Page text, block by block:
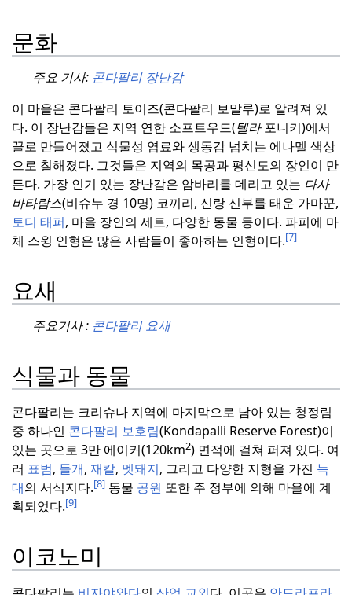
문화
주요 기사: 콘다팔리 장난감
이 마을은 콘다팔리 토이즈(콘다팔리 보말루)로 알려져 있
다. 이 장난감들은 지역 연한 소프트우드(텔라포니키)에서
끌로 만들어졌고 식물성 염료와 생동감 넘치는 에나멜 색상
으로 칠해졌다. 그것들은 지역의 목공과 평신도의 장인이 만
든다. 가장 인기 있는 장난감은 암바리를 데리고 있는 다사
바타람스(비슈누 경 10명) 코끼리, 신랑 신부를 태운 가마꾼,
토디 태퍼, 마을 장인의 세트, 다양한 동물 등이다. 파피에 마
체 스윙 인형은 많은 사람들이 좋아하는 인형이다.[7]
요새
주요기사 : 콘다팔리 요새
식물과 동물
콘다팔리는 크리슈나 지역에 마지막으로 남아 있는 청정림
중 하나인 콘다팔리 보호림(Kondapalli Reserve Forest)이
있는 곳으로 3만 에이커(120km2) 면적에 걸쳐 퍼져 있다. 여
러 표범, 들개, 재칼, 멧돼지, 그리고 다양한 지형을 가진 늑
대의 서식지다.[8] 동물 공원 또한 주 정부에 의해 마을에 계
획되었다.[9]
이코노미